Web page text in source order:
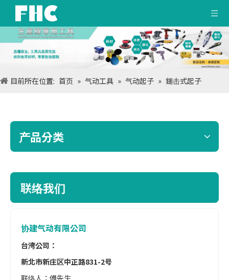
目前所在位置: 首页 » 气动工具 » 气动起子 » 鎚击式起子
产品分类
联络我们
协建气动有限公司
台湾公司：
新北市新庄区中正路831-2号
联络人：傅先生